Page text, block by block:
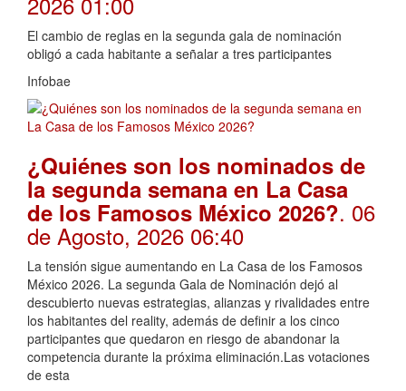
El cambio de reglas en la segunda gala de nominación
obligó a cada habitante a señalar a tres participantes
Infobae
¿Quiénes son los nominados de
la segunda semana en La Casa
de los Famosos México 2026?. 06
de Agosto, 2026 06:40
La tensión sigue aumentando en La Casa de los Famosos
México 2026. La segunda Gala de Nominación dejó al
descubierto nuevas estrategias, alianzas y rivalidades entre
los habitantes del reality, además de definir a los cinco
participantes que quedaron en riesgo de abandonar la
competencia durante la próxima eliminación.Las votaciones
de esta